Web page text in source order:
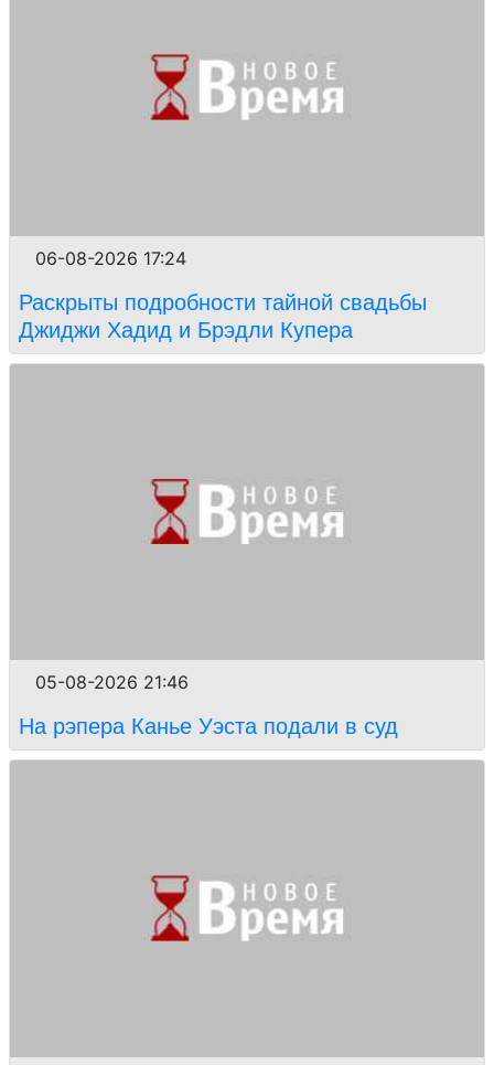
06-08-2026 17:24
Раскрыты подробности тайной свадьбы
Джиджи Хадид и Брэдли Купера
05-08-2026 21:46
На рэпера Канье Уэста подали в суд